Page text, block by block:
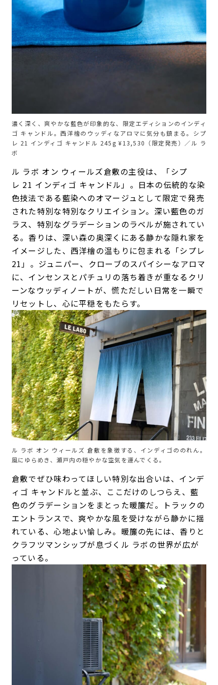
濃く深く、爽やかな藍色が印象的な、限定エディションのインディ
ゴ キャンドル。西洋檜のウッディなアロマに気分も鎮まる。シプ
レ 21 インディゴ キャンドル 245g ¥13,530（限定発売）／ル ラ
ボ
ル ラボ オン ウィールズ倉敷の主役は、「シプ
レ 21 インディゴ キャンドル」。日本の伝統的な染
色技法である藍染へのオマージュとして限定で発売
された特別な特別なクリエイション。深い藍色のガ
ラス、特別なグラデーションのラベルが施されてい
る。香りは、深い森の奥深くにある静かな隠れ家を
イメージした、西洋檜の温もりに包まれる「シプレ
21」。ジュニパー、クローブのスパイシーなアロマ
に、インセンスとパチュリの落ち着きが重なるクリ
ーンなウッディノートが、慌ただしい日常を一瞬で
リセットし、心に平穏をもたらす。
ル ラボ オン ウィールズ 倉敷を象徴する、インディゴののれん。
風にゆらめき、瀬戸内の穏やかな空気を運んでくる。
倉敷でぜひ味わってほしい特別な出合いは、インデ
ィゴ キャンドルと並ぶ、ここだけのしつらえ、藍
色のグラデーションをまとった暖簾だ。トラックの
エントランスで、爽やかな風を受けながら静かに揺
れている、心地よい愉しみ。暖簾の先には、香りと
クラフツマンシップが息づくル ラボの世界が広が
っている。